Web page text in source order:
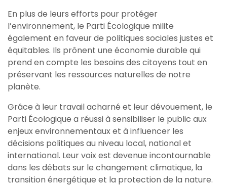
En plus de leurs efforts pour protéger
l’environnement, le Parti Écologique milite
également en faveur de politiques sociales justes et
équitables. Ils prônent une économie durable qui
prend en compte les besoins des citoyens tout en
préservant les ressources naturelles de notre
planète.
Grâce à leur travail acharné et leur dévouement, le
Parti Écologique a réussi à sensibiliser le public aux
enjeux environnementaux et à influencer les
décisions politiques au niveau local, national et
international. Leur voix est devenue incontournable
dans les débats sur le changement climatique, la
transition énergétique et la protection de la nature.